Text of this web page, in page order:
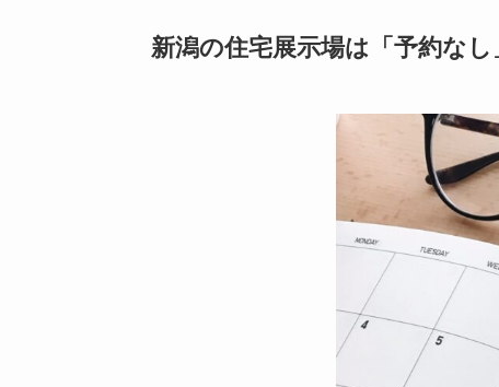
新潟の住宅展示場は「予約な